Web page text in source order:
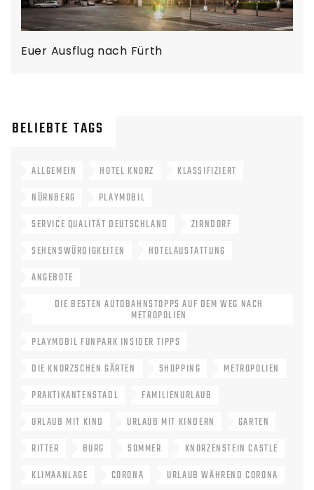
Euer Ausflug nach Fürth
BELIEBTE TAGS
ALLGEMEIN HOTEL KNORZ
KLASSIFIZIERT
NÜRNBERG
PLAYMOBIL
SERVICE QUALITÄT DEUTSCHLAND
ZIRNDORF
SEHENSWÜRDIGKEITEN
HOTELAUSTATTUNG
ANGEBOTE
DIE BESTEN AUTOBAHNSTOPPS AUF DEM WEG NACH
METROPOLIEN
PLAYMOBIL FUNPARK INSIDER TIPPS
DIE KNORZSCHEN GÄRTEN
SHOPPING
METROPOLIEN
PRAKTIKANTENSTADL
FAMILIENURLAUB
URLAUB MIT KIND
URLAUB MIT KINDERN
GARTEN
RITTER
BURG SOMMER
KNORZENSTEIN CASTLE
KLIMAANLAGE
CORONA
URLAUB WÄHREND CORONA